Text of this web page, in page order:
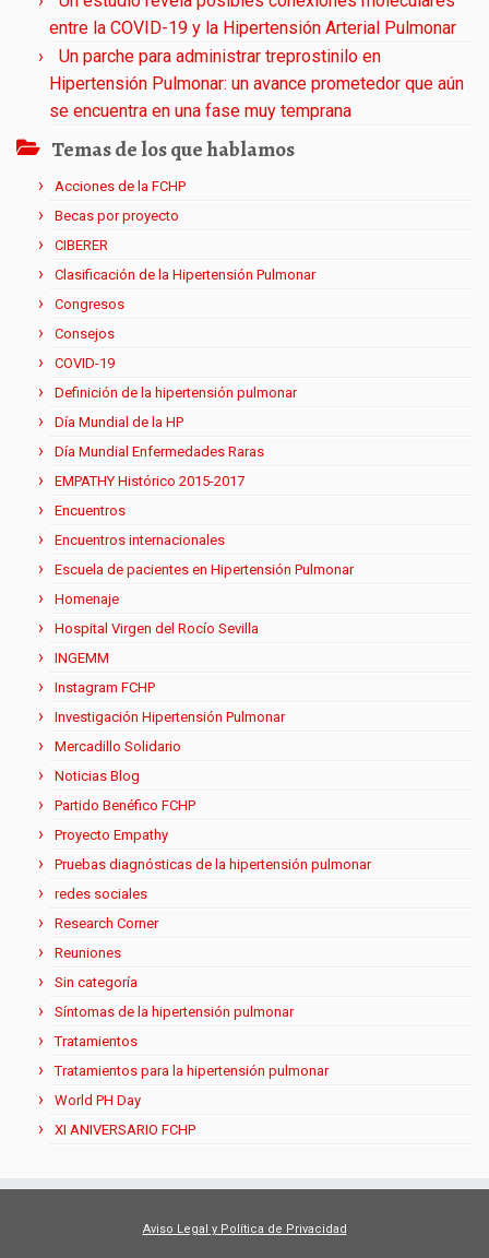
entre la COVID-19 y la Hipertensión Arterial Pulmonar
Un parche para administrar treprostinilo en
Hipertensión Pulmonar: un avance prometedor que aún
se encuentra en una fase muy temprana
Temas de los que hablamos
Acciones de la FCHP
Becas por proyecto
CIBERER
Clasificación de la Hipertensión Pulmonar
Congresos
Consejos
COVID-19
Definición de la hipertensión pulmonar
Día Mundial de la HP
Día Mundial Enfermedades Raras
EMPATHY Histórico 2015-2017
Encuentros
Encuentros internacionales
Escuela de pacientes en Hipertensión Pulmonar
Homenaje
Hospital Virgen del Rocío Sevilla
INGEMM
Instagram FCHP
Investigación Hipertensión Pulmonar
Mercadillo Solidario
Noticias Blog
Partido Benéfico FCHP
Proyecto Empathy
Pruebas diagnósticas de la hipertensión pulmonar
redes sociales
Research Corner
Reuniones
Sin categoría
Síntomas de la hipertensión pulmonar
Tratamientos
Tratamientos para la hipertensión pulmonar
World PH Day
XI ANIVERSARIO FCHP
Aviso Legal y Política de Privacidad